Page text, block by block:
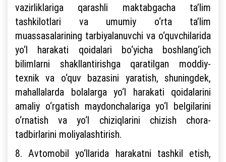
vazirliklariga qarashli maktabgacha ta’lim
tashkilotlari va umumiy o‘rta ta’lim
muassasalarining tarbiyalanuvchi va o‘quvchilarida
yo‘l harakati qoidalari bo‘yicha boshlang‘ich
bilimlarni shakllantirishga qaratilgan moddiy-
texnik va o‘quv bazasini yaratish, shuningdek,
mahallalarda bolalarga yo‘l harakati qoidalarini
amaliy o‘rgatish maydonchalariga yo‘l belgilarini
o‘rnatish va yo‘l chiziqlarini chizish chora-
tadbirlarini moliyalashtirish.
8. Avtomobil yo‘llarida harakatni tashkil etish,